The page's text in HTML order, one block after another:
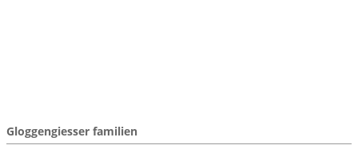
Gloggengiesser familien